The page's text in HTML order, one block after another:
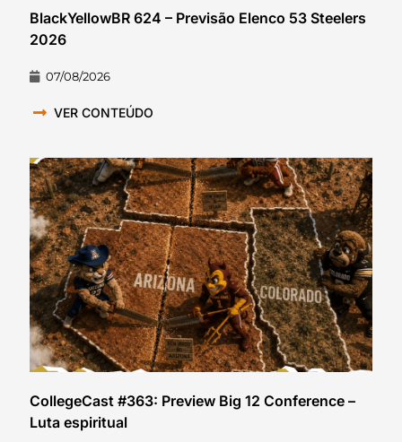
BlackYellowBR 624 – Previsão Elenco 53 Steelers
2026
07/08/2026
VER CONTEÚDO
CollegeCast #363: Preview Big 12 Conference –
Luta espiritual